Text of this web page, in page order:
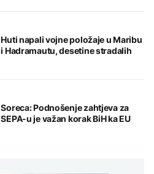
Huti napali vojne položaje u Maribu
i Hadramautu, desetine stradalih
Soreca: Podnošenje zahtjeva za
SEPA-u je važan korak BiH ka EU